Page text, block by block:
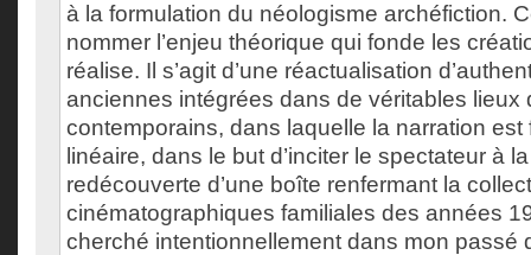
à la formulation du néologisme archéfiction.
nommer l’enjeu théorique qui fonde les
réalise. Il s’agit d’une réactualisation
anciennes intégrées dans de véritables lieux
contemporains, dans laquelle la narration est
linéaire, dans le but d’inciter le spectateur à
redécouverte d’une boîte renfermant la
cinématographiques familiales des années
cherché intentionnellement dans mon passé